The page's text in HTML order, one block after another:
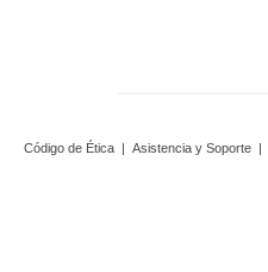
Código de Ética | Asistencia y Soporte |